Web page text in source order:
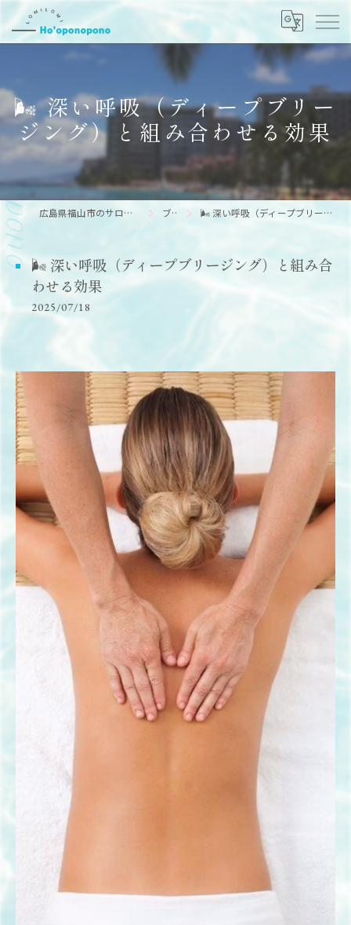
🌬️ 深い呼吸（ディープブリー
ジング）と組み合わせる効果
広島県福山市のサロンならHo’oponopono ブログ 🌬️ 深い呼吸（ディープブリージング）と組み合わせる効果
🌬️ 深い呼吸（ディープブリージング）と組み合
わせる効果
2025/07/18